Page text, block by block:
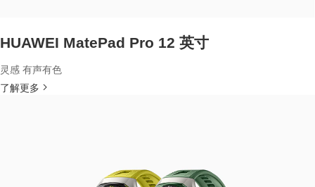
HUAWEI MatePad Pro 12 英寸
灵感 有声有色
了解更多